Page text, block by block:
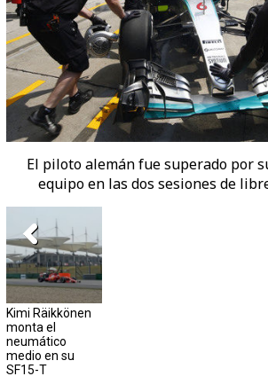
El piloto alemán fue superado por
equipo en las dos sesiones de
Kimi Räikkönen
monta el
neumático
medio en su
SF15-T